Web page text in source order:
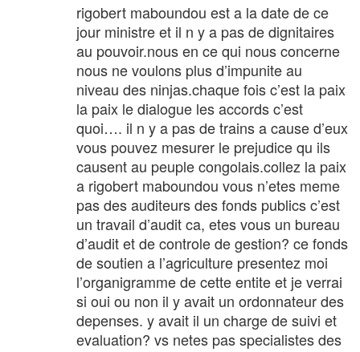
rigobert maboundou est a la date de ce
jour ministre et il n y a pas de dignitaires
au pouvoir.nous en ce qui nous concerne
nous ne voulons plus d’impunite au
niveau des ninjas.chaque fois c’est la paix
la paix le dialogue les accords c’est
quoi…. il n y a pas de trains a cause d’eux
vous pouvez mesurer le prejudice qu ils
causent au peuple congolais.collez la paix
a rigobert maboundou vous n’etes meme
pas des auditeurs des fonds publics c’est
un travail d’audit ca, etes vous un bureau
d’audit et de controle de gestion? ce fonds
de soutien a l’agriculture presentez moi
l’organigramme de cette entite et je verrai
si oui ou non il y avait un ordonnateur des
depenses. y avait il un charge de suivi et
evaluation? vs netes pas specialistes des